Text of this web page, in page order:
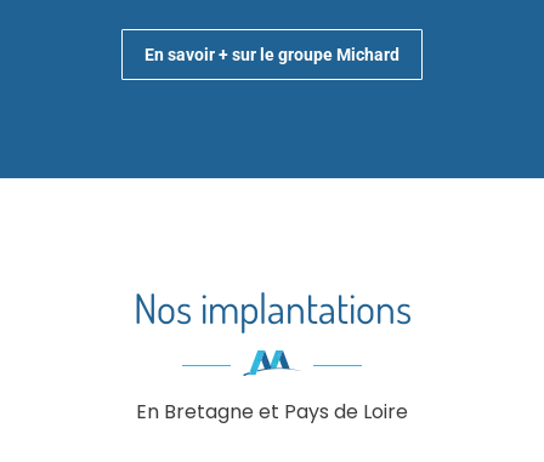
En savoir + sur le groupe Michard
Nos implantations
En Bretagne et Pays de Loire